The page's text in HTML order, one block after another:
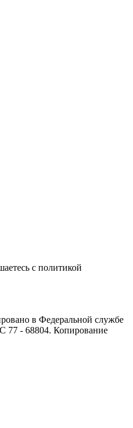
с политикой
в Федеральной службе
77 - 68804. Копирование